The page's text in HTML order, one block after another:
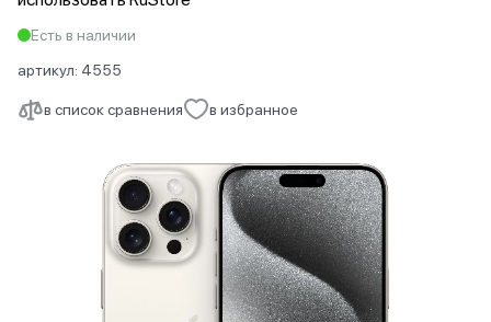
в список сравнения в избранное
Есть в наличии
артикул: 4555